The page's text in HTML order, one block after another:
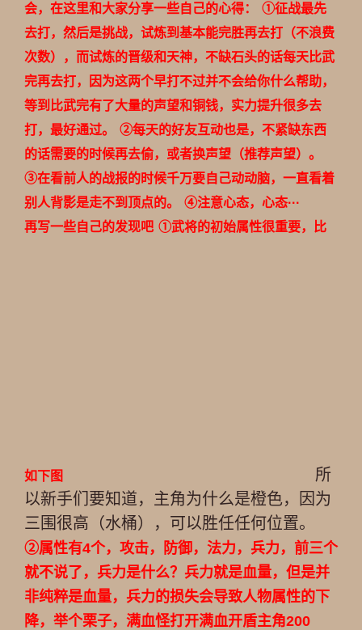
会，在这里和大家分享一些自己的心得：
①征战最先
去打，然后是挑战，试炼到基本能完胜再去打（不浪费
次数），而试炼的晋级和天神，不缺石头的话每天比武
完再去打，因为这两个早打不过并不会给你什么帮助，
等到比武完有了大量的声望和铜钱，实力提升很多去
打，最好通过。
②每天的好友互动也是，不紧缺东西
的话需要的时候再去偷，或者换声望（推荐声望）。
③在看前人的战报的时候千万要自己动动脑，一直看着
别人背影是走不到顶点的。
④注意心态，心态···
再写一些自己的发现吧 ①武将的初始属性很重要，比
如下图
所
以新手们要知道，主角为什么是橙色，因为
三围很高（水桶），可以胜任任何位置。
②属性有4个，攻击，防御，法力，兵力，前三个
就不说了，兵力是什么？兵力就是血量，但是并
非纯粹是血量，兵力的损失会导致人物属性的下
降，举个栗子，满血怪打开满血开盾主角200